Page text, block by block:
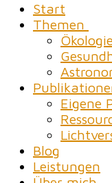
Start
Themen
Ökologie
Eigene
Blog
Leistungen